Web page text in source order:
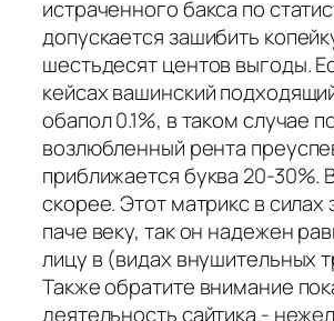
истраченного бакса по
допускается зашибить
шестьдесят центов выгоды.
кейсах вашинский
обапол 0.1%, в таком случае
возлюбленный рента
приближается буква 20-30%.
скорее. Этот матрикс в силах
паче веку, так он надежен
лицу в (видах внушительных
Также обратите внимание
деятельность сайтика -